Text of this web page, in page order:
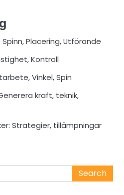
Placering, Utförande
Kontroll
Vinkel, Spin
kraft, teknik,
Strategier, tillämpningar